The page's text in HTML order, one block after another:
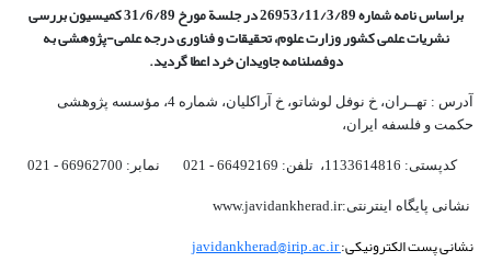
براساس نامه شماره 26953/11/3/89 در جلسة مورخ 31/6/89 کمیسیون
بررسی
نشریات علمی کشور وزارت علوم، تحقیقات و فناوری درجه علمی‌-پژوهشیبه
دوفصلنامه جاویدان خرد اعطا گردید.
آدرس : تهــران، خ نوفل لوشاتو، خ آراکلیان، شماره 4،‌ مؤسسه پژوهشی
حکمت و فلسفه ایران،‌
کدپستی: 1133614816، تلفن: 66492169 - 021 نمابر: 66962700 - 021
نشانی پایگاه اینترنتی:www.javidankherad.ir
نشانی پست الکترونیکی:javidankherad@irip.ac.ir